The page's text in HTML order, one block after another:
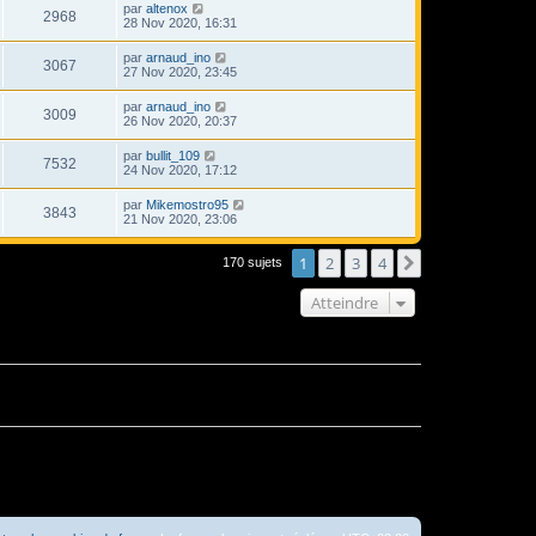
2968 par altenox
28 Nov 2020, 16:31
3067 par arnaud_ino
27 Nov 2020, 23:45
3009 par arnaud_ino
26 Nov 2020, 20:37
7532 par bullit_109
24 Nov 2020, 17:12
3843 par Mikemostro95
21 Nov 2020, 23:06
170 sujets 1 2 3 4
Atteindre